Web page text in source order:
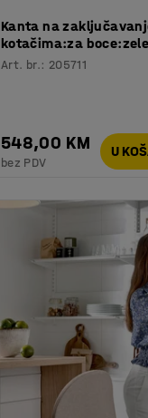
Kanta na
kotačima:za
Art. br.: 205711
548,00 KM
bez PDV
U